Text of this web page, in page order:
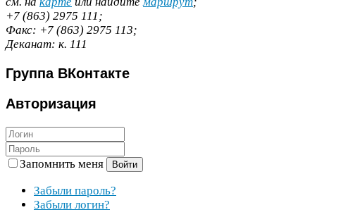
+7 (863) 2975 111;
Факс: +7 (863) 2975 113;
Деканат: к. 111
ГруппаВКонтакте
Авторизация
Запомнить меня Войти
Забыли пароль?
Забыли логин?